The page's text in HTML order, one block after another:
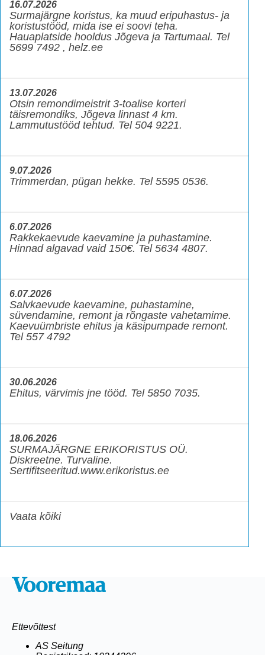
16.07.2026
Surmajärgne koristus, ka muud eripuhastus- ja
koristustööd, mida ise ei soovi teha.
Hauaplatside hooldus Jõgeva ja Tartumaal. Tel
5699 7492 , helz.ee
13.07.2026
Otsin remondimeistrit 3-toalise korteri
täisremondiks, Jõgeva linnast 4 km.
Lammutustööd tehtud. Tel 504 9221.
9.07.2026
Trimmerdan, pügan hekke. Tel 5595 0536.
6.07.2026
Rakkekaevude kaevamine ja puhastamine.
Hinnad algavad vaid 150€. Tel 5634 4807.
6.07.2026
Salvkaevude kaevamine, puhastamine,
süvendamine, remont ja rõngaste vahetamime.
Kaevuümbriste ehitus ja käsipumpade remont.
Tel 557 4792
30.06.2026
Ehitus, värvimis jne tööd. Tel 5850 7035.
18.06.2026
SURMAJÄRGNE ERIKORISTUS OÜ.
Diskreetne. Turvaline.
Sertifitseeritud.www.erikoristus.ee
Vaata kõiki
Ettevõttest
AS Seitung